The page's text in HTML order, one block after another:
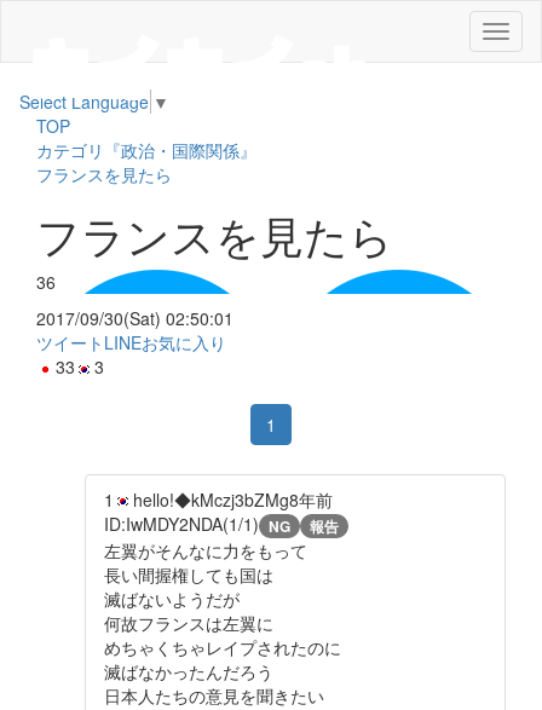
メ
ニ
Select Language ▼
TOP
カテゴリ『政治・国際関係』
フランスを見たら
フランスを見たら
36
2017/09/30(Sat) 02:50:01
ツイート LINEお気に入り
33
3
1
1 hello!◆kMczj3bZMg8年前
ID:IwMDY2NDA(1/1) NG 報告
左翼がそんなに力をもって
長い間握権しても国は
滅ばないようだが
何故フランスは左翼に
めちゃくちゃレイプされたのに
滅ばなかったんだろう
日本人たちの意見を聞きたい